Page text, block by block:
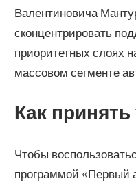
Валентиновича
сконцентрировать
приоритетных слоях
массовом сегменте
Как принять
Чтобы
программой «Первый